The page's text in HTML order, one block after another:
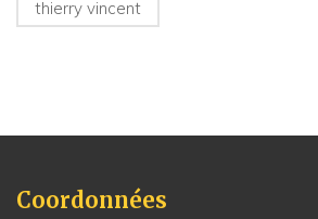
thierry vincent
Coordonnées